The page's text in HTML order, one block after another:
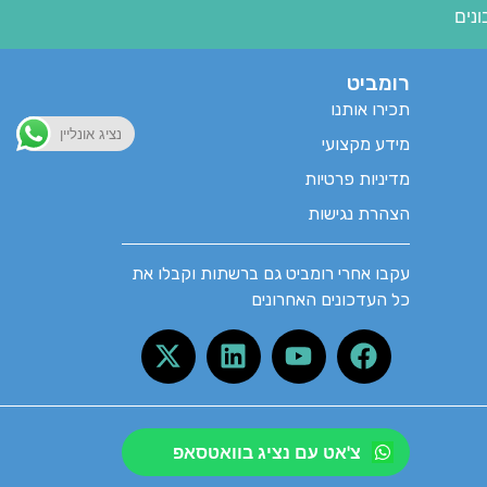
רומביט
תכירו אותנו
מידע מקצועי
מדיניות פרטיות
הצהרת נגישות
עקבו אחרי רומביט גם ברשתות וקבלו את
כל העדכונים האחרונים
צ'אט עם נציג בוואטסאפ
נציג אונליין